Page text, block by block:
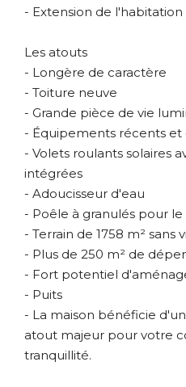
- Extension de l'habitation
Les atouts
- Longère de caractère
- Toiture neuve
- Grande pièce de vie
- Équipements récents
- Volets roulants solaires
intégrées
- Adoucisseur d'eau
- Poêle à granulés pour
- Terrain de 1758 m² sans
- Plus de 250 m² de
- Fort potentiel
- Puits
- La maison bénéficie
atout majeur pour votre
tranquillité.